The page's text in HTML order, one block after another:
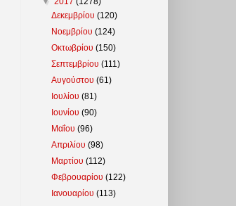
Δεκεμβρίου(120)
Νοεμβρίου(124)
Οκτωβρίου(150)
Σεπτεμβρίου(111)
Αυγούστου(61)
Ιουλίου(81)
Ιουνίου(90)
Μαΐου(96)
Απριλίου(98)
Μαρτίου(112)
Φεβρουαρίου(122)
Ιανουαρίου(113)